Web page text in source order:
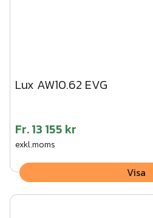
Lux AW10.62 EVG
Fr.13 155 kr
exkl.moms
Visa